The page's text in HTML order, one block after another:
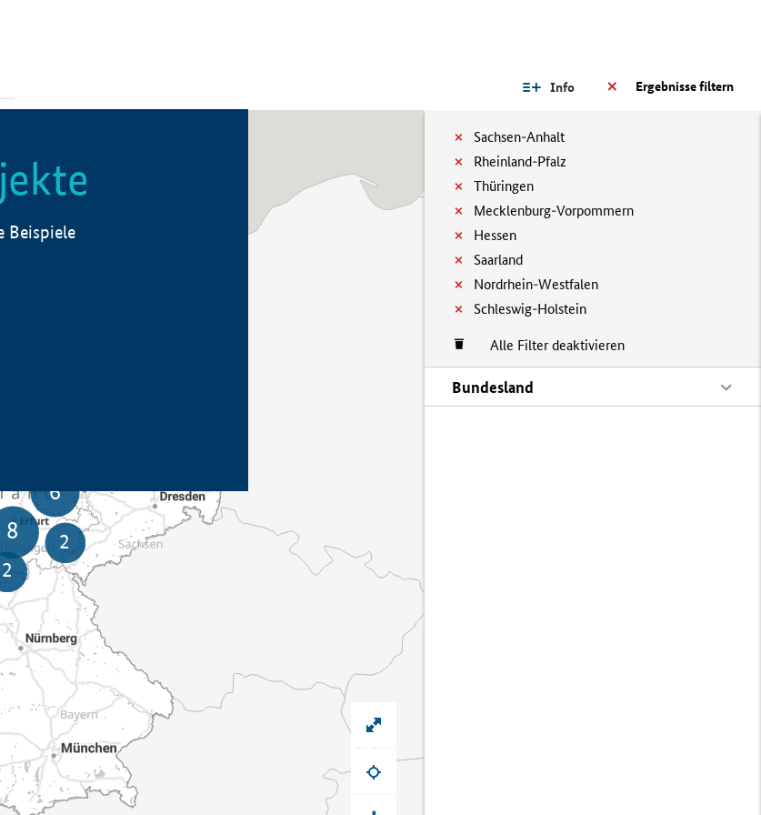
Ergebnisse filtern
Info
Sachsen-Anhalt
Rheinland-Pfalz
Thüringen
Mecklenburg-Vorpommern
Hessen
Saarland
Nordrhein-Westfalen
Schleswig-Holstein
Alle Filter deaktivieren
Bundesland
Beispiele